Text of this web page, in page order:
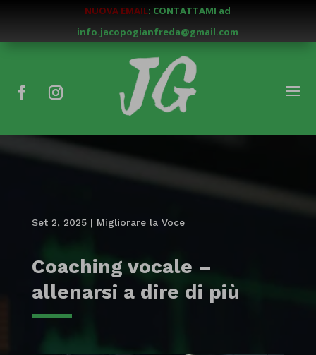
NUOVA EMAIL: CONTATTAMI ad
info.jacopogianfreda@gmail.com
Set 2, 2025| Migliorare la Voce
Coaching vocale –
allenarsi a dire di più